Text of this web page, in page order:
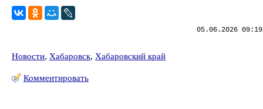
05.06.2026
Новости, Хабаровск, Хабаровский край
Комментировать